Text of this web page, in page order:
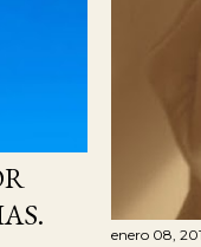
enero 08,